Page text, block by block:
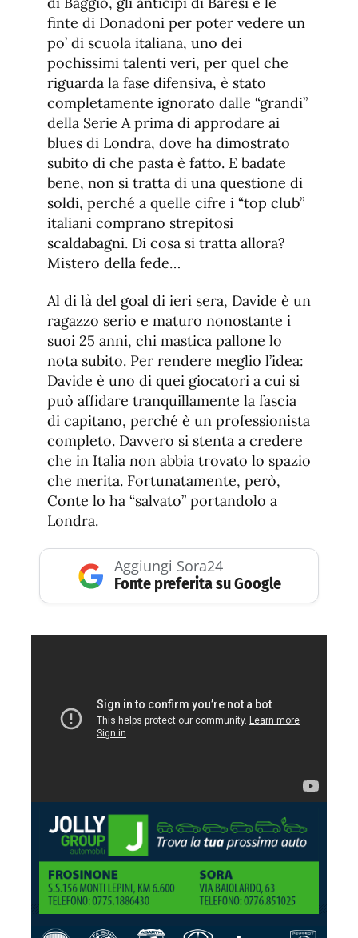
finte di Donadoni per poter vedere un
po’ di scuola italiana, uno dei
pochissimi talenti veri, per quel che
riguarda la fase difensiva, è stato
completamente ignorato dalle “grandi”
della Serie A prima di approdare ai
blues di Londra, dove ha dimostrato
subito di che pasta è fatto. E badate
bene, non si tratta di una questione di
soldi, perché a quelle cifre i “top club”
italiani comprano strepitosi
scaldabagni. Di cosa si tratta allora?
Mistero della fede…
Al di là del goal di ieri sera, Davide è un
ragazzo serio e maturo nonostante i
suoi 25 anni, chi mastica pallone lo
nota subito. Per rendere meglio l’idea:
Davide è uno di quei giocatori a cui si
può affidare tranquillamente la fascia
di capitano, perché è un professionista
completo. Davvero si stenta a credere
che in Italia non abbia trovato lo spazio
che merita. Fortunatamente, però,
Conte lo ha “salvato” portandolo a
Londra.
Aggiungi Sora24
Fonte preferita su Google